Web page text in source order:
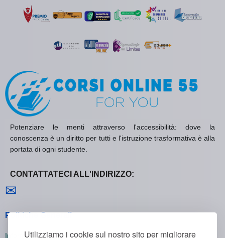
Utilizziamo i cookie sul nostro sito per migliorare
Potenziare le menti attraverso l'accessibilità: dove la
conoscenza è un diritto per tutti e l'istruzione trasformativa è alla
portata di ogni studente.
CONTATTATECI ALL'INDIRIZZO:
✉
Politiche Generali
Informativa sulla Privacy